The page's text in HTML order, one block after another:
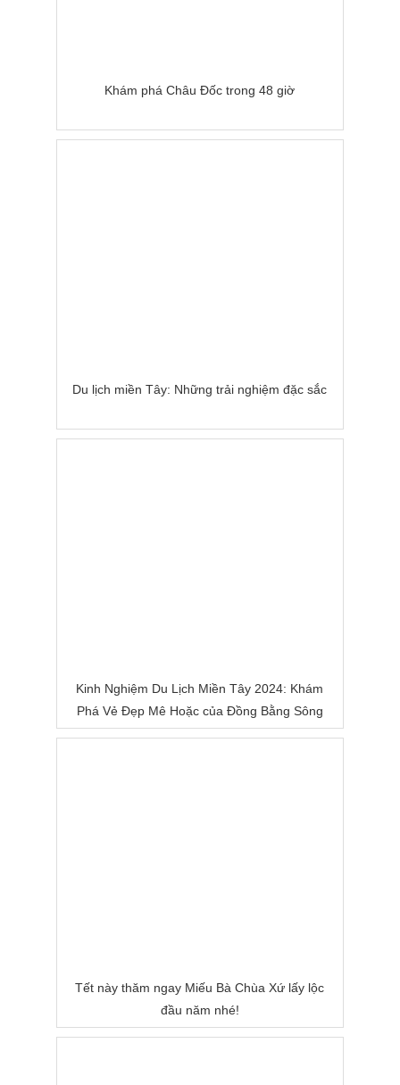
Khám phá Châu Đốc trong 48 giờ
Du lịch miền Tây: Những trải nghiệm đặc sắc
Kinh Nghiệm Du Lịch Miền Tây 2024: Khám
Phá Vẻ Đẹp Mê Hoặc của Đồng Bằng Sông
Nước
Tết này thăm ngay Miếu Bà Chùa Xứ lấy lộc
đầu năm nhé!